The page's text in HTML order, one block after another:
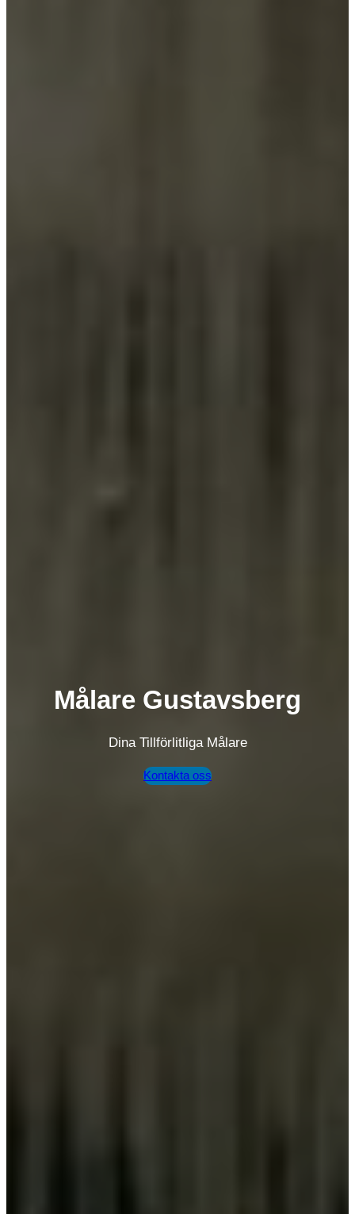
Målare Gustavsberg
Dina Tillförlitliga Målare
Kontakta oss